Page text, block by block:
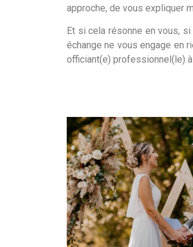
approche, de vous expliquer
Et si cela résonne en vous, si
échange ne vous engage en
officiant(e) professionnel(le)